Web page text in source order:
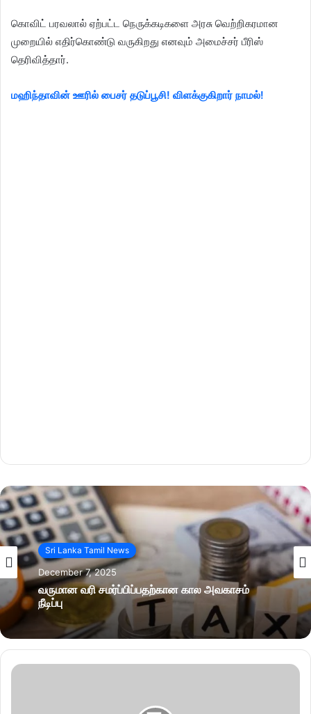
கொவிட் பரவலால் ஏற்பட்ட நெருக்கடிகளை அரசு வெற்றிகரமான
முறையில் எதிர்கொண்டு வருகிறது எனவும் அமைச்சர் பீரிஸ்
தெரிவித்தார்.
மஹிந்தாவின் ஊரில் பைசர் தடுப்பூசி! விளக்குகிறார் நாமல்!
Sri Lanka Tamil News
December 7, 2025
வருமான வரி சமர்ப்பிப்பதற்கான கால அவகாசம்
நீடிப்பு